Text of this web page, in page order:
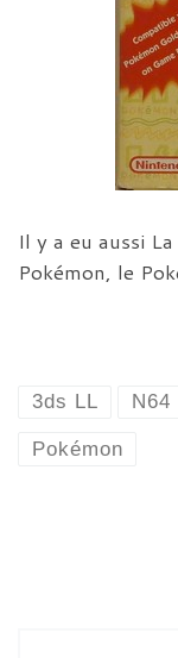
Il y a eu aussi
Pokémon, le
3ds LL N64
Pokémon